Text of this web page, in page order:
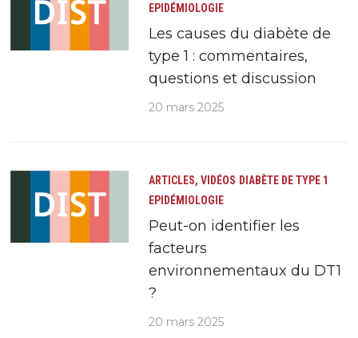
EPIDÉMIOLOGIE
Les causes du diabète de
type 1 : commentaires,
questions et discussion
20 mars 2025
ARTICLES, VIDÉOS DIABÈTE DE TYPE 1
EPIDÉMIOLOGIE
Peut-on identifier les
facteurs
environnementaux du DT1
?
20 mars 2025